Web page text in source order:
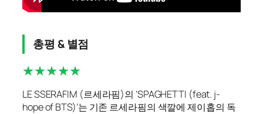
총평 & 별점
★★★★★
LE SSERAFIM (르세라핌)의 ‘SPAGHETTI (feat. j-
hope of BTS)’는 기존 르세라핌의 색깔에 제이홉의 독